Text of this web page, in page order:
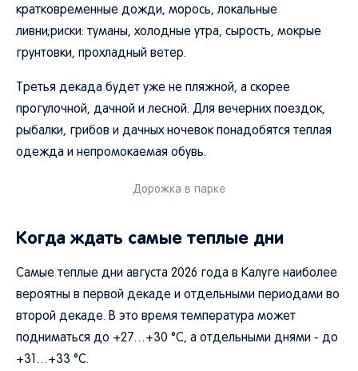
кратковременные дожди, морось, локальные
ливни;риски: туманы, холодные утра, сырость, мокрые
грунтовки, прохладный ветер.
Третья декада будет уже не пляжной, а скорее
прогулочной, дачной и лесной. Для вечерних поездок,
рыбалки, грибов и дачных ночевок понадобятся теплая
одежда и непромокаемая обувь.
Дорожка в парке
Когда ждать самые теплые дни
Самые теплые дни августа 2026 года в Калуге наиболее
вероятны в первой декаде и отдельными периодами во
второй декаде. В это время температура может
подниматься до +27…+30 °C, а отдельными днями - до
+31…+33 °C.